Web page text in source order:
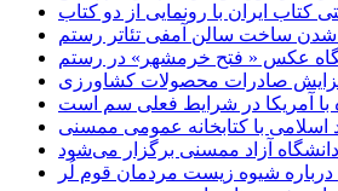
کتاب ایران با رونمایی از دو کتاب
شدن ساخت سالن آمفی تئاتر رستم
عکس « فتح خرمشهر» در رستم
صادرات محصولات کشاورزی
آمریکا در شرایط فعلی سم است
با کتابخانه عمومی ممسنی
آزاد ممسنی برگزار می‌شود
شیوه زیست مردمان قوم لُر